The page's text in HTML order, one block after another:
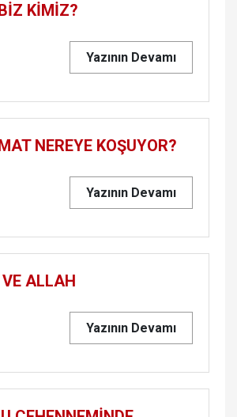
KİMİZ?
Yazının Devamı
NEREYE KOŞUYOR?
Yazının Devamı
ALLAH
Yazının Devamı